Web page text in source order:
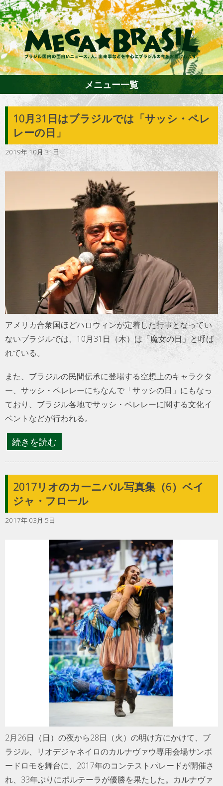
ファション
エンターテイメント
グルメ
トラベル
サッカー
PEOPLE
ビジネス
コラム
メニュー一覧
10月31日はブラジルでは「サッシ・ペレ
レーの日」
2019年 10月 31日
アメリカ合衆国ほどハロウィンが定着した行事となってい
ないブラジルでは、10月31日（木）は「魔女の日」と呼ば
れている。
また、ブラジルの民間伝承に登場する空想上のキャラクタ
ー、サッシ・ペレレーにちなんで「サッシの日」にもなっ
ており、ブラジル各地でサッシ・ペレレーに関する文化イ
ベントなどが行われる。
続きを読む
2017リオのカーニバル写真集（6）ベイ
ジャ・フロール
2017年 03月 5日
2月26日（日）の夜から28日（火）の明け方にかけて、ブ
ラジル、リオデジャネイロのカルナヴァウ専用会場サンボ
ードロモを舞台に、2017年のコンテストパレードが開催さ
れ、33年ぶりにポルテーラが優勝を果たした。カルナヴァ